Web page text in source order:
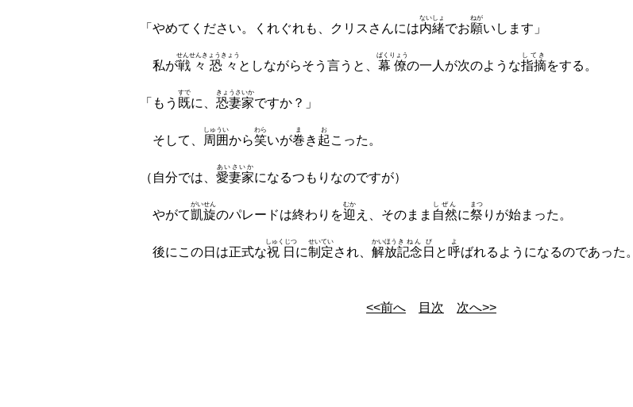
「やめてください。くれぐれも、クリスさんには内緒
ないしょ
でお願
ねが
いします」
私が戦々恐々
せんせんきょうきょう
としながらそう言うと、 幕僚
ばくりょう
の一人が次のような指摘
してき
をする。
「もう 既
すで
に、 恐妻家
きょうさいか
ですか？」
そして、 周囲
しゅうい
から笑
わら
いが巻
ま
き 起
お
こった。
（自分では、 愛妻家
あいさいか
になるつもりなのですが）
やがて凱旋
がいせん
のパレードは終わりを迎
むか
え、そのまま 自然
しぜん
に祭
まつ
りが始まった。
後にこの日は正式な祝日
しゅくじつ
に制定
せいてい
され、 解放
かいほう
記念
きねん
日
び
と 呼
よ
ばれるようになるのであった。
<<前へ 目次 次へ>>